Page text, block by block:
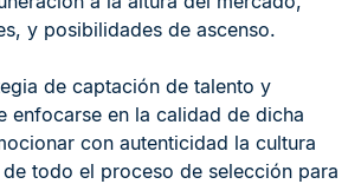
y posibilidades de ascenso.
de captación de talento y
enfocarse en la calidad de dicha
con autenticidad la cultura
todo el proceso de selección para